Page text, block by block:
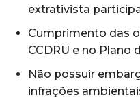
extrativista
Cumprimento das
CCDRU e no Plano
Não possuir
infrações